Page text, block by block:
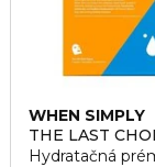
WHEN SIMPLY
THE LAST
Hydratačná